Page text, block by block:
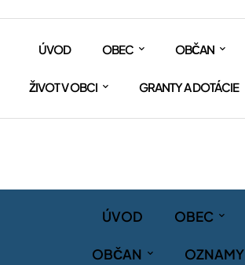
ÚVOD OBEC OBČAN
ŽIVOT V OBCI GRANTY A DOTÁCIE
ÚVOD OBEC
OBČAN OZNAMY